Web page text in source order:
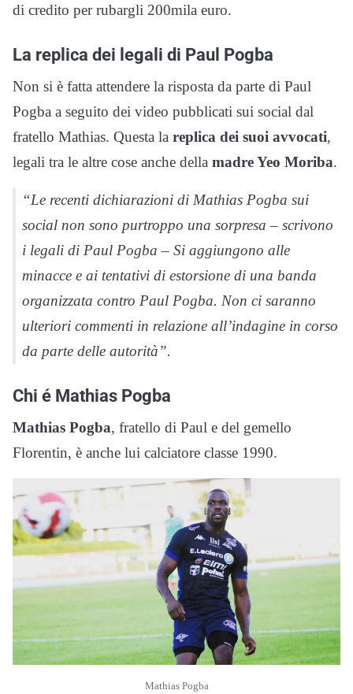
di credito per rubargli 200mila euro.
La replica dei legali di Paul Pogba
Non si è fatta attendere la risposta da parte di Paul
Pogba a seguito dei video pubblicati sui social dal
fratello Mathias. Questa la replica dei suoi avvocati,
legali tra le altre cose anche della madre Yeo Moriba.
“Le recenti dichiarazioni di Mathias Pogba sui
social non sono purtroppo una sorpresa – scrivono
i legali di Paul Pogba – Si aggiungono alle
minacce e ai tentativi di estorsione di una banda
organizzata contro Paul Pogba. Non ci saranno
ulteriori commenti in relazione all’indagine in corso
da parte delle autorità”.
Chi é Mathias Pogba
Mathias Pogba, fratello di Paul e del gemello
Florentin, è anche lui calciatore classe 1990.
Mathias Pogba